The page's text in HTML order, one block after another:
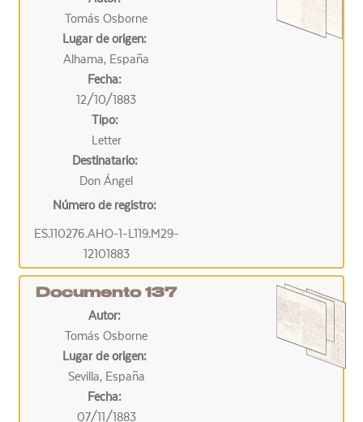
Tomás Osborne
Lugar de origen:
Alhama, España
Fecha:
12/10/1883
Tipo:
Letter
Destinatario:
Don Ángel
Número de registro:
ES.110276.AHO-1-L119.M29-
12101883
Documento 137
Autor:
Tomás Osborne
Lugar de origen:
Sevilla, España
Fecha:
07/11/1883